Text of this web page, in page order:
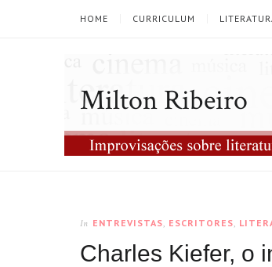
HOME CURRICULUM
Milton Ribeiro
In ENTREVISTAS, ESCRITORES,
Charles Kiefer, o